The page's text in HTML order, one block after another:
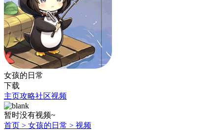
女孩的日常
下载
主页攻略社区视频
暂时没有视频~
首页 > 女孩的日常 > 视频